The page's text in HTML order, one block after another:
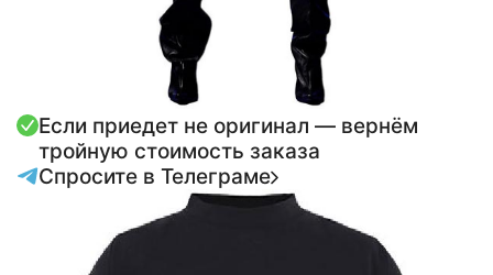
Если приедет не оригинал — вернём
тройную стоимость заказа
Спросите в Телеграме